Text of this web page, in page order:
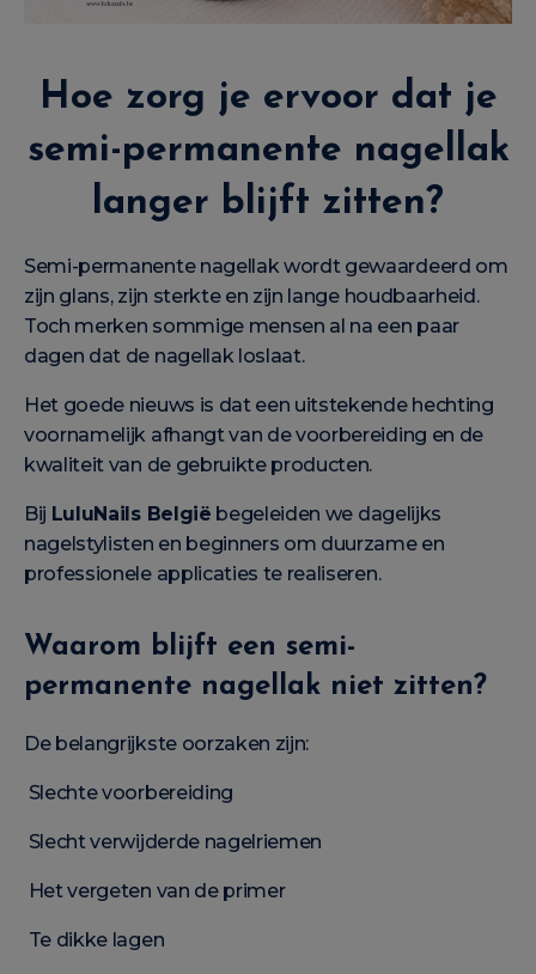
Hoe zorg je ervoor dat je
semi-permanente nagellak
langer blijft zitten?
Semi-permanente nagellak wordt gewaardeerd om
zijn glans, zijn sterkte en zijn lange houdbaarheid.
Toch merken sommige mensen al na een paar
dagen dat de nagellak loslaat.
Het goede nieuws is dat een uitstekende hechting
voornamelijk afhangt van de voorbereiding en de
kwaliteit van de gebruikte producten.
Bij LuluNails België begeleiden we dagelijks
nagelstylisten en beginners om duurzame en
professionele applicaties te realiseren.
Waarom blijft een semi-
permanente nagellak niet zitten?
De belangrijkste oorzaken zijn:
Slechte voorbereiding
Slecht verwijderde nagelriemen
Het vergeten van de primer
Te dikke lagen